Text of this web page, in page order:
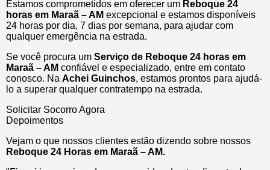
Estamos comprometidos em oferecer um Reboque 24
horas em Maraã – AM excepcional e estamos disponíveis
24 horas por dia, 7 dias por semana, para ajudar com
qualquer emergência na estrada.
Se você procura um Serviço de Reboque 24 horas em
Maraã – AM confiável e especializado, entre em contato
conosco. Na Achei Guinchos, estamos prontos para ajudá-
lo a superar qualquer contratempo na estrada.
Solicitar Socorro Agora
Depoimentos
Vejam o que nossos clientes estão dizendo sobre nossos
Reboque 24 Horas em Maraã – AM.